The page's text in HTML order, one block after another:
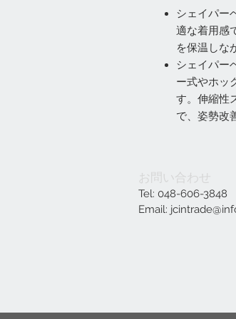
シェイパー
適な着用感
を保温しな
シェイパー
ー式やホッ
す。伸縮性
で、姿勢改
お問い合わせ
Tel: 048-606-3848
Email: